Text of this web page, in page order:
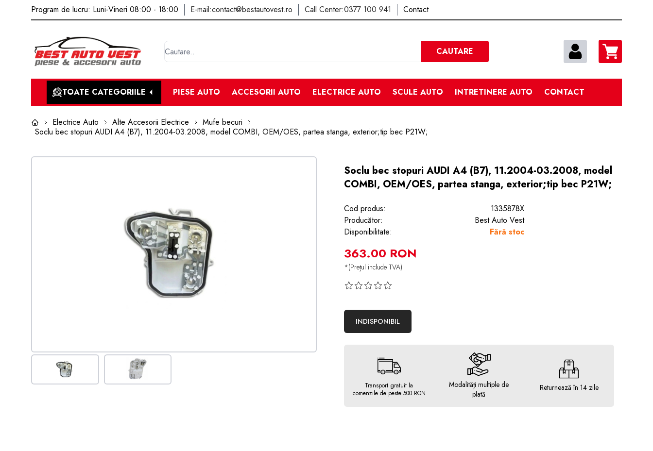
Program de lucru: Luni-Vineri 08:00 - 18:00 E-mail:contact@bestautovest.ro Call Center:0377 100 941 Contact
Cautare
CAUTARE
TOATE CATEGORIILE PIESE AUTO ACCESORII AUTO ELECTRICE AUTO SCULE AUTO INTRETINERE AUTO CONTACT
Electrice Auto Alte Accesorii Electrice
Mufe becuri
Soclu bec stopuri AUDI A4 (B7), 11.2004-03.2008, model COMBI, OEM/OES, partea stanga, exterior;tip bec P21W;
Soclu bec stopuri AUDI A4 (B7), 11.2004-03.2008, model
COMBI, OEM/OES, partea stanga, exterior;tip bec P21W;
Cod produs:
1335878X
Producător:
Best Auto Vest
Disponibilitate:
Fără stoc
363.00 RON
*(Prețul include TVA)
INDISPONIBIL
Transport gratuit la
comenzile de peste 500 RON
Modalități multiple de
plată
Returnează în 14 zile